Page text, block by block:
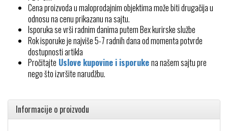
Cena proizvoda u maloprodajnim objektima može biti drugačija u
odnosu na cenu prikazanu na sajtu.
Isporuka se vrši radnim danima putem Bex kurirske službe
Rok isporuke je najviše 5-7 radnih dana od momenta potvrde
dostupnosti artikla
Pročitajte Uslove kupovine i isporukena našem sajtu pre
nego što izvršite narudžbu.
Informacije o proizvodu